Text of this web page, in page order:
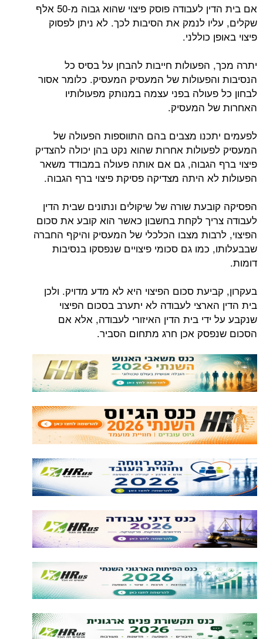
אם בית הדין לעבודה פוסק פיצוי שהוא גבוה מ-50 אלף
שקלים, עליו לנמק את הסיבות לכך. לא ניתן לפסוק
פיצוי באופן כוללני.
יתרה מכך, הפעולות חייבות להבחן על בסיס כל
הנסיבות והפעולות של המעסיק המעסיק. כלומר אסור
לבחון כל פעולה בפני עצמה במנותק מפעולותיו
האחרות של המעסיק.
לפעמים יתכנו מצבים בהם התווספות הפעולה של
המעסיק לפעולות אחרות שהוא נקט בהן יכולה להצדיק
פיצוי ברף הגבוה, גם אם אותה פעולה במבודד משאר
הפעולות לא היתה מצדיקה פסיקת פיצוי ברף הגבוה.
הפסיקה קובעת שורה של שיקולים ונתונים שבית הדין
לעבודה צריך לקחת בחשבון כאשר הוא קובע את סכום
הפיצוי, לרבות מצבו הכלכלי של המעסיק והיקף החברה
שבבעלותו, כמו גם סכומי פיצויים שנפסקו בנסיבות
דומות.
בעקרון, קביעת סכום הפיצוי היא לא מדע מדויק. ולכן
בית הדין הארצי לעבודה לא יתערב בסכום הפיצוי
שנקבע על ידי בית הדין האיזורי לעבודה, אלא אם
הסכום שנפסק אכן חרג מתחום הסביר.